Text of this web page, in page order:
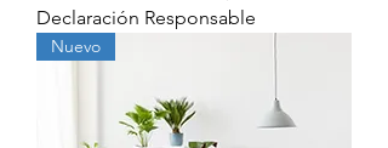
Declaración Responsable
Nuevo